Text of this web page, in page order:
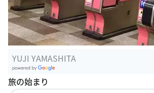
YUJI YAMASHITA
oogle Plac
旅の始まり